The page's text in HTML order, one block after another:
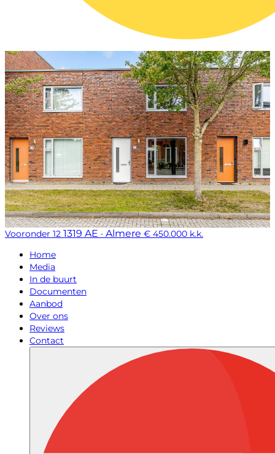
Vooronder 12 1319 AE · Almere € 450.000 k.k.
Home
Media
In de buurt
Documenten
Aanbod
Over ons
Reviews
Contact